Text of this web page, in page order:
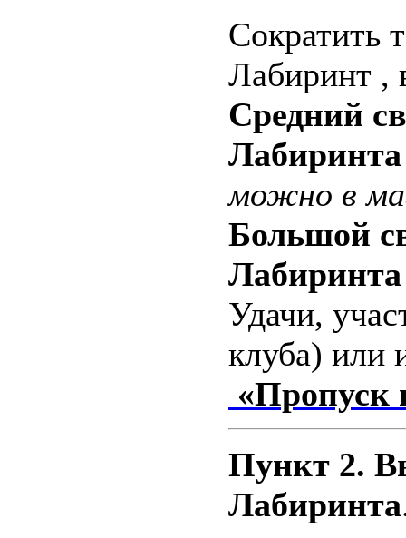
Сократить
Лабиринт ,
Средний
можно в
Большой
Удачи,
клуба) или
«Пропуск
Пункт 2.
Лабиринта